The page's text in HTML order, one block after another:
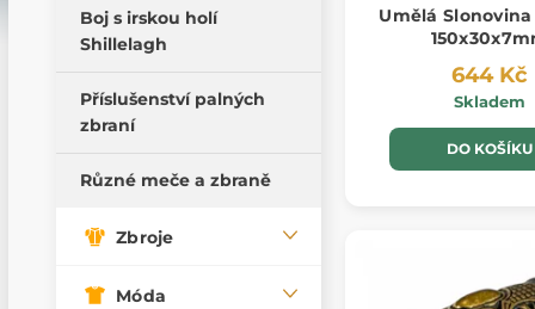
Pillow Fight Warriors
zbraně
Tréninkové meče
Tréninkové dýky
Boj s irskou holí
Shillelagh
Příslušenství palných
zbraní
Různé meče a zbraně
Zbroje
Móda
Umělá
644 Kč
Skladem
DO KOŠÍKU